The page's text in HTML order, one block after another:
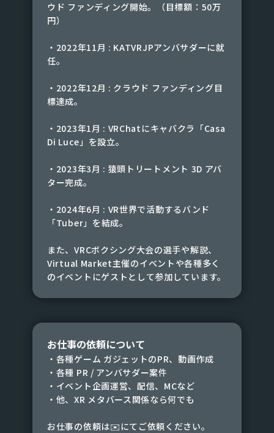
ウド ファンディング開始。（目標額：50万
円）
・2022年11月 : KATVRJPアンバサダーに就
任。
・2022年12月 : クラウド ファンディング目
標達成。
・2023年1月 : VRChatにキャバクラ「Casa
Di Luce」を設立。
・2023年3月 : 猿頭トリートメント 3D アバ
ター完成。
・2024年6月 : VR世界で活動するバンド
「Tuber」を結成。
また、VRCボクシング大会の選手や解説、
Virtual Market主催のイベントや各種多く
のイベントにゲストとして参加しています。
お仕事の依頼について
・各種ゲーム ガジェットのPR、動画作成
・各種 PR / アンバサダー案件
・イベント企画運営、配信、MCなど
・他、XR メタバース関係なら何でも
お仕事の依頼は✉️にてご依頼ください。